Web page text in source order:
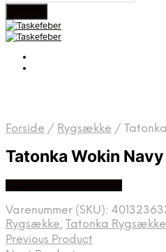
Forside / Rygsække /
Tatonka Wokin
Varenummer (SKU):
Rygsække, Tatonka Rygsække
Previous Product